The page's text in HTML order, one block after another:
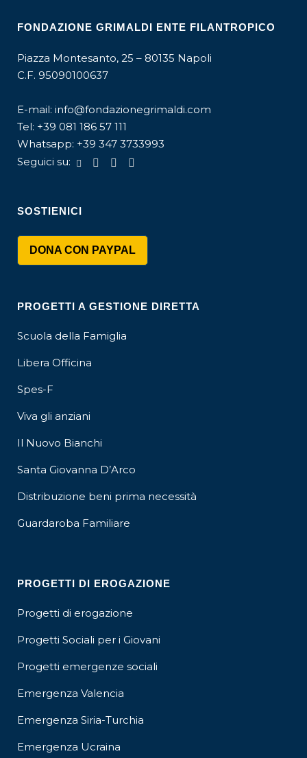
FONDAZIONE GRIMALDI ENTE FILANTROPICO
Piazza Montesanto, 25 – 80135 Napoli
C.F. 95090100637
E-mail: info@fondazionegrimaldi.com
Tel: +39 081 186 57 111
Whatsapp: +39 347 3733993
Seguici su:
SOSTIENICI
DONA CON PAYPAL
PROGETTI A GESTIONE DIRETTA
Scuola della Famiglia
Libera Officina
Spes-F
Viva gli anziani
Il Nuovo Bianchi
Santa Giovanna D’Arco
Distribuzione beni prima necessità
Guardaroba Familiare
PROGETTI DI EROGAZIONE
Progetti di erogazione
Progetti Sociali per i Giovani
Progetti emergenze sociali
Emergenza Valencia
Emergenza Siria-Turchia
Emergenza Ucraina